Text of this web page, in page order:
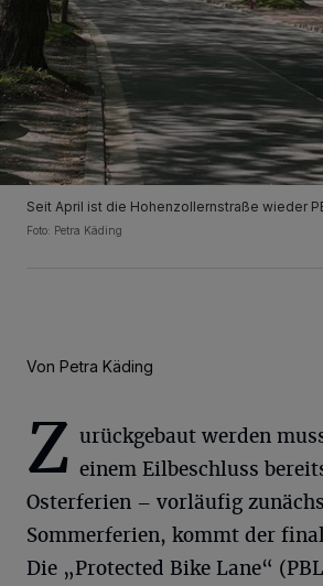
Seit April ist die Hohenzollernstraße wieder
Foto: Petra Käding
Von Petra Käding
Z urückgebaut werden
einem Eilbeschluss
Osterferien – vorläufig
Sommerferien, kommt der
Die „Protected Bike Lane“